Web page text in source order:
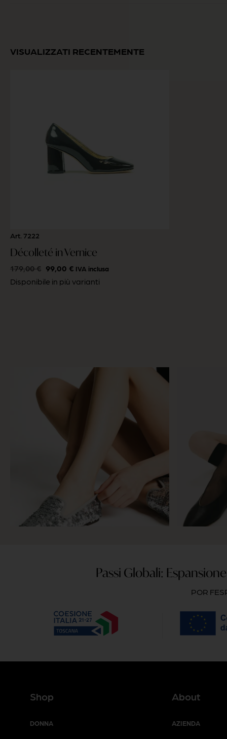
VISUALIZZATI RECENTEMENTE
Art. 7222
Décolleté in Vernice
179,00€ 99,00 € IVA inclusa
Disponibile in più varianti
Passi Globali:
POR
Shop
DONNA
About
AZIENDA